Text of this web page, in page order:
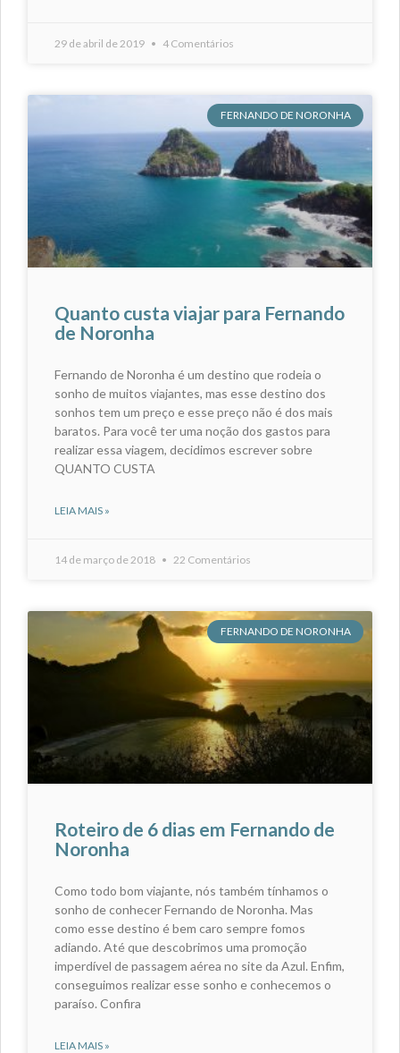
29 de abril de 2019 4 Comentários
FERNANDO DE NORONHA
Quanto custa viajar para Fernando
de Noronha
Fernando de Noronha é um destino que rodeia o
sonho de muitos viajantes, mas esse destino dos
sonhos tem um preço e esse preço não é dos mais
baratos. Para você ter uma noção dos gastos para
realizar essa viagem, decidimos escrever sobre
QUANTO CUSTA
LEIA MAIS »
14 de março de 2018 22 Comentários
FERNANDO DE NORONHA
Roteiro de 6 dias em Fernando de
Noronha
Como todo bom viajante, nós também tínhamos o
sonho de conhecer Fernando de Noronha. Mas
como esse destino é bem caro sempre fomos
adiando. Até que descobrimos uma promoção
imperdível de passagem aérea no site da Azul. Enfim,
conseguimos realizar esse sonho e conhecemos o
paraíso. Confira
LEIA MAIS »